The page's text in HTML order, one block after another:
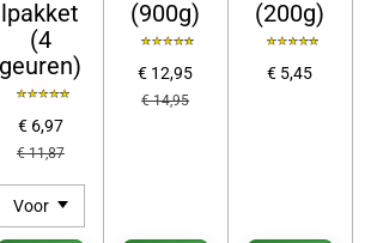
lpakket
(4
geuren)
€ 6,97
€ 11,87
(900g)
€ 12,95
€ 14,95
(200g)
€ 5,45